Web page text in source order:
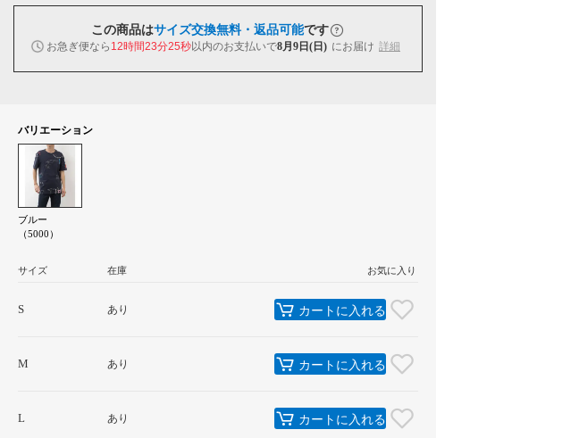
この商品はサイズ交換無料・返品可能です
お急ぎ便なら 12時間23分24秒以内のお支払いで8月9日(日) にお届け 詳細
バリエーション
ブルー
（5000）
サイズ 在庫 お気に入り
S あり カートに入れる
M あり カートに入れる
L あり カートに入れる